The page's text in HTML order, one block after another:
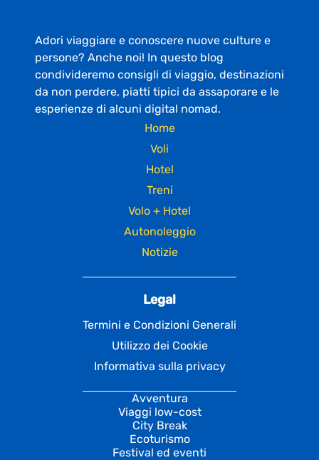
Adori viaggiare e conoscere nuove culture e
persone? Anche noi! In questo blog
condivideremo consigli di viaggio, destinazioni
da non perdere, piatti tipici da assaporare e le
esperienze di alcuni digital nomad.
Home
Voli
Hotel
Treni
Volo + Hotel
Autonoleggio
Notizie
Legal
Termini e Condizioni Generali
Utilizzo dei Cookie
Informativa sulla privacy
Avventura
Viaggi low-cost
City Break
Ecoturismo
Festival ed eventi